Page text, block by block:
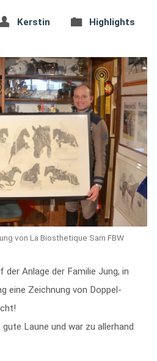
Kerstin Highlights
von La Biosthetique Sam FBW
Anlage der Familie Jung, in
eine Zeichnung von Doppel-
Laune und war zu allerhand